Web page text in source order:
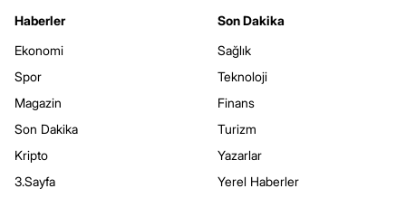
Haberler
Ekonomi
Spor
Magazin
Son Dakika
Kripto
3.Sayfa
Son Dakika
Sağlık
Teknoloji
Finans
Turizm
Yazarlar
Yerel Haberler